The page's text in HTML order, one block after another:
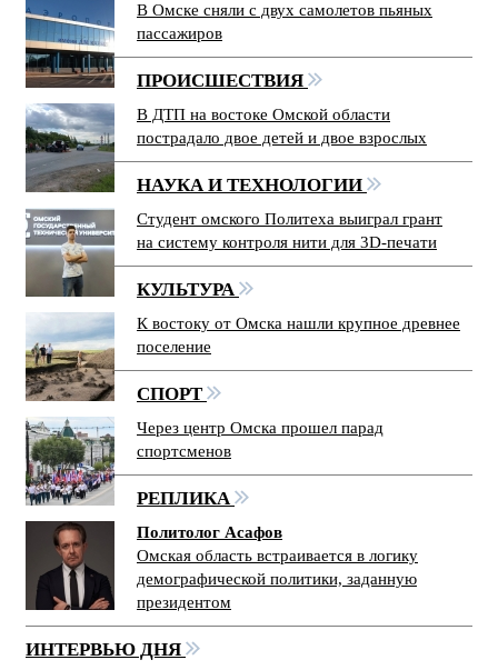
В Омске сняли с двух самолетов пьяных
пассажиров
ПРОИСШЕСТВИЯ
В ДТП на востоке Омской области
пострадало двое детей и двое взрослых
НАУКА И ТЕХНОЛОГИИ
Студент омского Политеха выиграл грант
на систему контроля нити для 3D-печати
КУЛЬТУРА
К востоку от Омска нашли крупное древнее
поселение
СПОРТ
Через центр Омска прошел парад
спортсменов
РЕПЛИКА
Политолог Асафов
Омская область встраивается в логику
демографической политики, заданную
президентом
ИНТЕРВЬЮ ДНЯ